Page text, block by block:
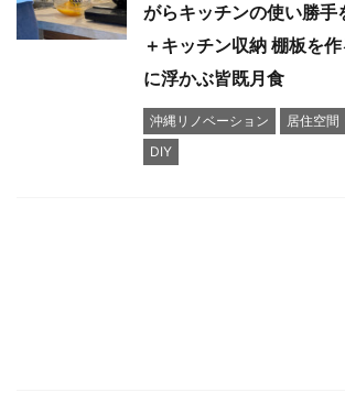
がらキッチンの使い勝手
＋キッチン収納 棚板を
に浮かぶ皆既月食
沖縄リノベーション
居住空間
DIY